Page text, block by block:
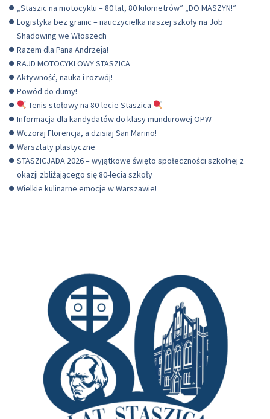
„Staszic na motocyklu – 80 lat, 80 kilometrów” „DO MASZYN!”
Logistyka bez granic – nauczycielka naszej szkoły na Job
Shadowing we Włoszech
Razem dla Pana Andrzeja!
RAJD MOTOCYKLOWY STASZICA
Aktywność, nauka i rozwój!
Powód do dumy!
Tenis stołowy na 80-lecie Staszica
Informacja dla kandydatów do klasy mundurowej OPW
Wczoraj Florencja, a dzisiaj San Marino!
Warsztaty plastyczne
STASZICJADA 2026 – wyjątkowe święto społeczności szkolnej z
okazji zbliżającego się 80-lecia szkoły
Wielkie kulinarne emocje w Warszawie!